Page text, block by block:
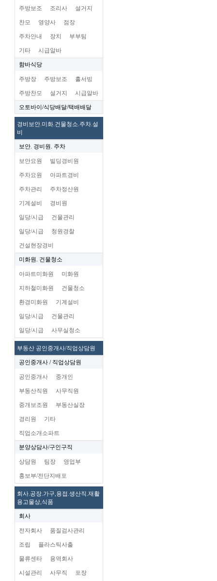
주방보조 조리사 설거지
찬모 영양사 점장
주차안내 장치 부부팀
기타 시급알바
함바식당
주방장 주방보조 홀서빙
주방찬모 설거지 시급알바
오토바이/식당배달/택배배달
경비보안.미화.건물청소.주차.설
비
보안. 경비원. 주차
보안요원 빌딩경비원
주차요원 아파트경비
주차관리 주차정산원
기계설비 경비원
일당/시급 건물관리
일당/시급 청원경찰
건설현장경비
미화원. 건물청소
아파트미화원 미화원
지하철미화원 건물청소
환경미화원 기계설비
일당/시급 건물관리
일당/시급 사무실청소
부동산 공인중개사/직업상담원
공인중개사 / 직업상담원
공인중개사 중개인
부동산직원 사무직원
중개보조원 부동산실장
경리원 기타
직업소개소파트
분양상담사/구인구직
상담원 팀장 영업부
홍보부/전단지배포
회사.공장.가구,용접.생산직.재활
용고물상,식품
회사
전자회사 품질검사관리
조립 플라스틱사출
물류센타 용역회사
시설관리 사무직 포장